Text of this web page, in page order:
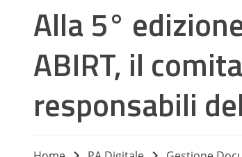
Alla 5°
ABIRT, il
responsabili